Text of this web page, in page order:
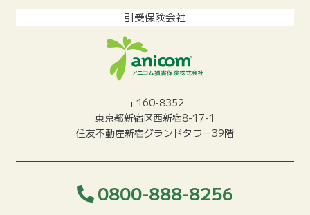
引受保険会社
〒160-8352
東京都新宿区西新宿8-17-1
住友不動産新宿グランドタワー39階
0800-888-8256